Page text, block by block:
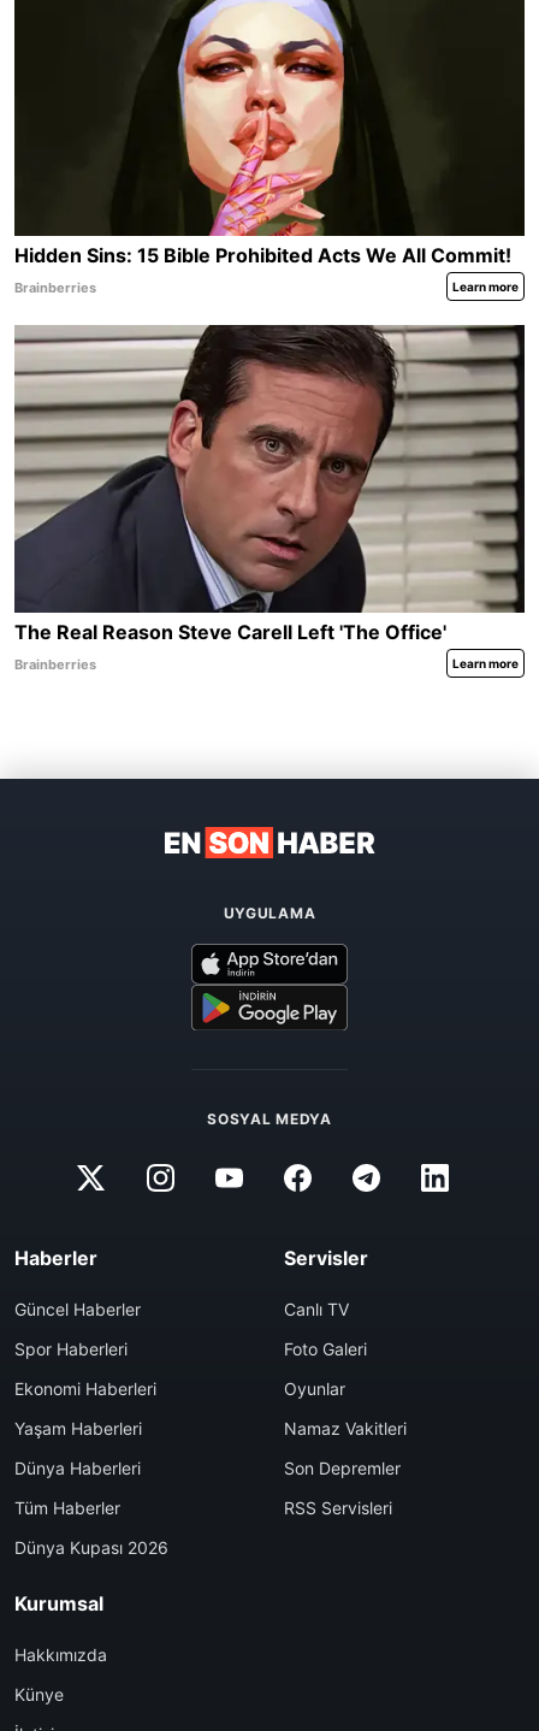
UYGULAMA
SOSYAL MEDYA
Haberler
Güncel Haberler
Spor Haberleri
Ekonomi Haberleri
Yaşam Haberleri
Dünya Haberleri
Tüm Haberler
Dünya Kupası 2026
Servisler
Canlı TV
Foto Galeri
Oyunlar
Namaz Vakitleri
Son Depremler
RSS Servisleri
Kurumsal
Hakkımızda
Künye